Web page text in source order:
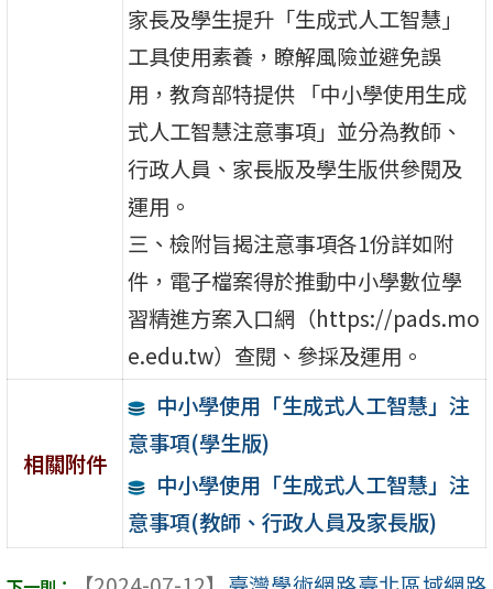
家長及學生提升「生成式人工智慧」
工具使用素養，瞭解風險並避免誤
用，教育部特提供 「中小學使用生成
式人工智慧注意事項」並分為教師、
行政人員、家長版及學生版供參閱及
運用。
三、檢附旨揭注意事項各1份詳如附
件，電子檔案得於推動中小學數位學
習精進方案入口網（https://pads.mo
e.edu.tw）查閱、參採及運用。
相關附件
中小學使用「生成式人工智慧」注
意事項(學生版)
中小學使用「生成式人工智慧」注
意事項(教師、行政人員及家長版)